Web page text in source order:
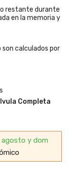
restante durante
en la memoria y
son calculados por
Completa
agosto y dom